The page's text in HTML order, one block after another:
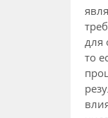
для
то